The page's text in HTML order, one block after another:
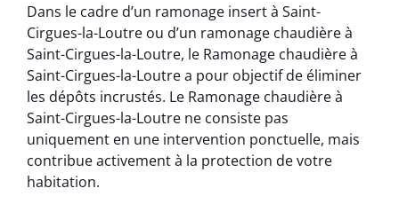
Dans le cadre d’un ramonage insert à Saint-
Cirgues-la-Loutre ou d’un ramonage chaudière à
Saint-Cirgues-la-Loutre, le Ramonage chaudière à
Saint-Cirgues-la-Loutre a pour objectif de éliminer
les dépôts incrustés. Le Ramonage chaudière à
Saint-Cirgues-la-Loutre ne consiste pas
uniquement en une intervention ponctuelle, mais
contribue activement à la protection de votre
habitation.